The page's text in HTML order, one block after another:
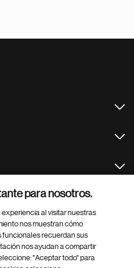
para nosotros.
al visitar nuestras
nos muestran cómo
funcionales recuerdan sus
nos ayudan a compartir
"Aceptar todo" para